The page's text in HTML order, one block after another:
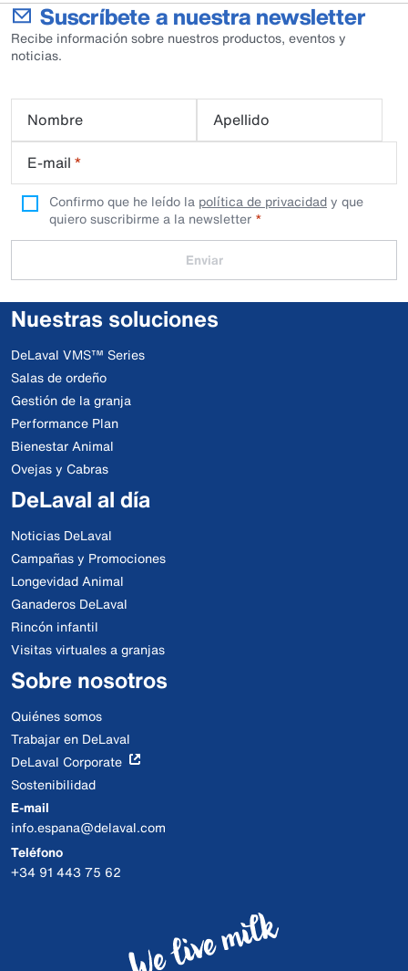
Suscríbete a nuestra newsletter
Recibe información sobre nuestros productos, eventos y
noticias.
Nombre
Apellido
E-mail *
Confirmo que he leído la política de privacidady que
quiero suscribirme a la newsletter
Enviar
Nuestras soluciones
DeLaval VMS™ Series
Salas de ordeño
Gestión de la granja
Performance Plan
Bienestar Animal
Ovejas y Cabras
DeLaval al día
Noticias DeLaval
Campañas y Promociones
Longevidad Animal
Ganaderos DeLaval
Rincón infantil
Visitas virtuales a granjas
Sobre nosotros
Quiénes somos
Trabajar en DeLaval
DeLaval Corporate
Sostenibilidad
E-mail
info.espana@delaval.com
Teléfono
+34 91 443 75 62